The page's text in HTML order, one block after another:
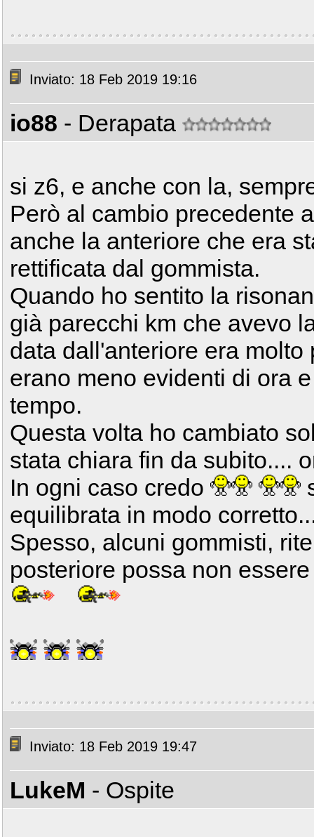
Inviato: 18 Feb 2019 19:16
io88 - Derapata
si z6, e anche con la,
Però al cambio precedente
anche la anteriore che era
rettificata dal gommista.
Quando ho sentito la
già parecchi km che avevo
data dall'anteriore era
erano meno evidenti di ora
tempo.
Questa volta ho cambiato
stata chiara fin da subito....
In ogni caso credo
equilibrata in modo
Spesso, alcuni gommisti,
posteriore possa non
Inviato: 18 Feb 2019 19:47
LukeM - Ospite